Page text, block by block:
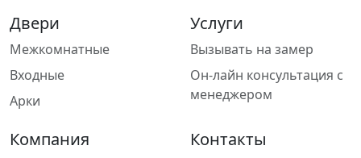
Двери
Межкомнатные
Входные
Арки
Услуги
Вызывать на замер
Он-лайн консультация с
менеджером
Компания
Контакты